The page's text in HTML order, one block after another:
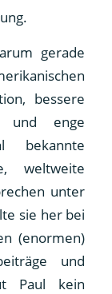
gerade
bessere
und enge
bekannte
weltweite
unter
sie her bei
(enormen)
und
Paul kein